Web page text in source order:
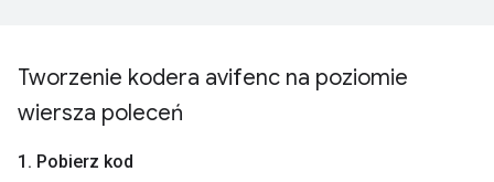
Tworzenie kodera avifenc na poziomie
wiersza poleceń
1 . Pobierz kod